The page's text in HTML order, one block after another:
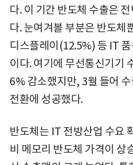
다. 이 기간 반도체 수출은
다. 눈여겨볼 부분은 반도
디스플레이(12.5%) 등 IT
이다. 여기에 무선통신기기
6% 감소했지만, 3월 들어
전환에 성공했다.
반도체는 IT 전방산업 수요
비 메모리 반도체 가격이 상